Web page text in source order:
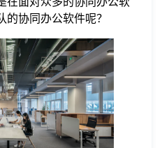
的协同办公软件呢？